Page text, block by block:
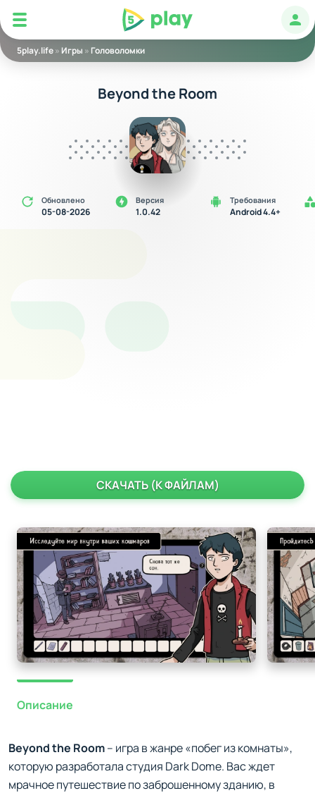
5play
5play.life» Игры » Головоломки
Beyond the Room
Обновлено
05-08-2026
Версия
1.0.42
Требования
Android 4.4+
СКАЧАТЬ (К ФАЙЛАМ)
Описание
Beyond the Room– игра в жанре «побег из комнаты»,
которую разработала студия Dark Dome. Вас ждет
мрачное путешествие по заброшенному зданию, в